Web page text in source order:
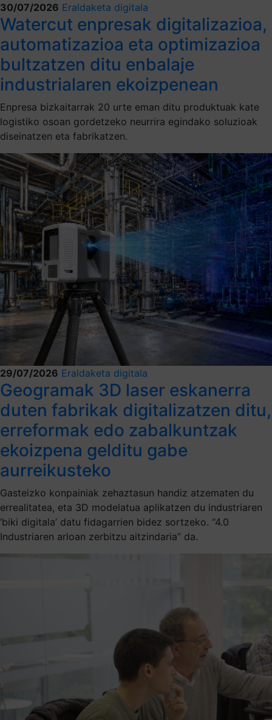
30/07/2026 Eraldaketa digitala
Watercut enpresak digitalizazioa,
automatizazioa eta optimizazioa
bultzatzen ditu enbalaje
industrialaren ekoizpenean
Enpresa bizkaitarrak 20 urte eman ditu produktuak kate
logistiko osoan gordetzeko neurrira egindako soluzioak
diseinatzen eta fabrikatzen.
29/07/2026 Eraldaketa digitala
Geogramak 3D laser eskanerra
duten fabrikak digitalizatzen ditu,
erreformak edo zabalkuntzak
ekoizpena gelditu gabe
aurreikusteko
Gasteizko konpainiak zehaztasun handiz atzematen du
errealitatea, eta 3D modelatua aplikatzen du industriaren
‘biki digitala’ datu fidagarrien bidez sortzeko. “4.0
Industriaren arloan zerbitzu aitzindaria” da.